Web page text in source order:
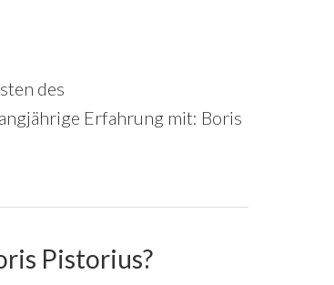
des
Erfahrung mit: Boris
Pistorius?